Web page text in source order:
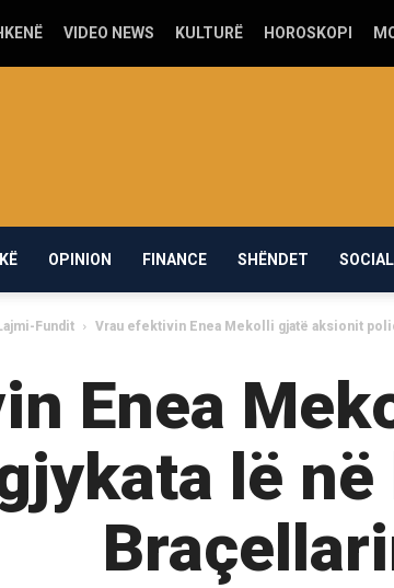
VIDEO NEWS KULTURË HOROSKOPI
OPINION FINANCE SHËNDET
Lajmi-Fundit Vrau efektivin Enea Mekolli gjatë aksionit
Enea
lë